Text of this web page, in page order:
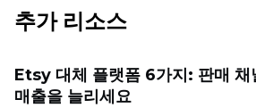
추가 리소스
Etsy 대체 플랫폼 6가지: 판매 채
매출을 늘리세요